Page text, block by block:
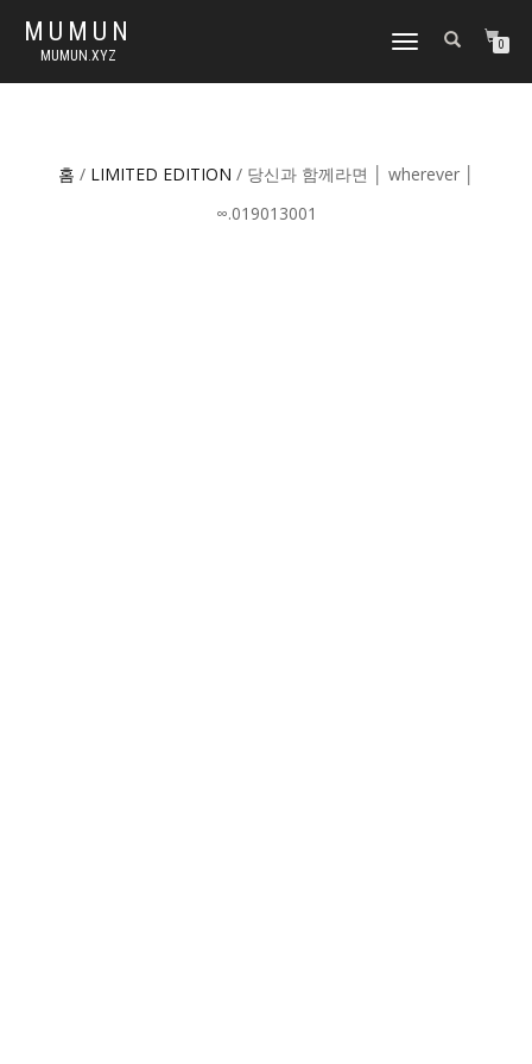
MUMUN
MUMUN.XYZ
토
내
션
0
홈 / LIMITED EDITION / 당신과 함께라면 │ wherever │
∞.019013001